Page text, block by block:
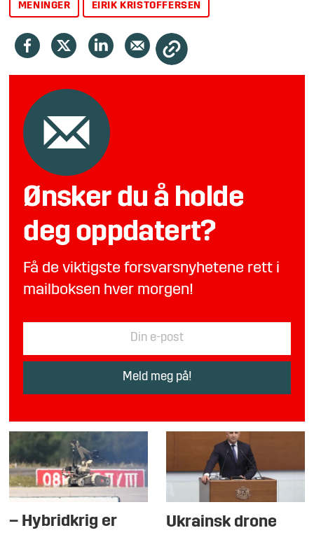
MENINGER EIRIK KRISTOFFERSEN
Ønsker du å holde
deg oppdatert?
Få de viktigste forsvarsnyhetene rett i
mailboksen hver morgen!
– Hybridkrig er
Ukrainsk drone